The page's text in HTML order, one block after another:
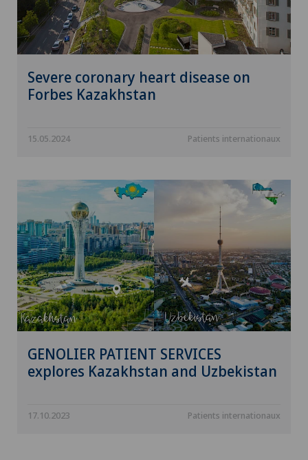
Severe coronary heart disease on
Forbes Kazakhstan
15.05.2024 Patients internationaux
GENOLIER PATIENT SERVICES
explores Kazakhstan and Uzbekistan
17.10.2023 Patients internationaux